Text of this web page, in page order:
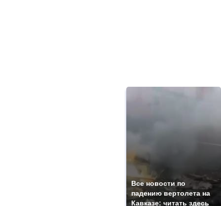
Все новости по
падению вертолета на
Кавказе: читать здесь